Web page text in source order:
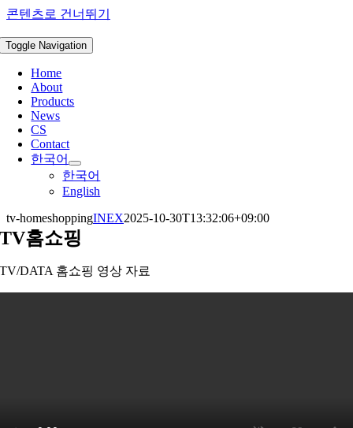
콘텐츠로 건너뛰기
Toggle Navigation
Home
About
Products
News
CS
Contact
한국어
한국어
English
tv-homeshoppingINEX2025-10-30T13:32:06+09:00
TV홈쇼핑
TV/DATA 홈쇼핑 영상 자료